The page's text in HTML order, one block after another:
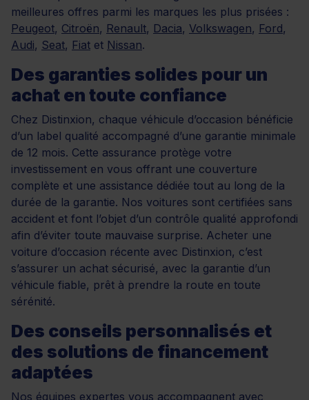
meilleures offres parmi les marques les plus prisées :
Peugeot, Citroën, Renault, Dacia, Volkswagen, Ford,
Audi, Seat, Fiat et Nissan.
Des garanties solides pour un
achat en toute confiance
Chez Distinxion, chaque véhicule d’occasion bénéficie
d’un label qualité accompagné d’une garantie minimale
de 12 mois. Cette assurance protège votre
investissement en vous offrant une couverture
complète et une assistance dédiée tout au long de la
durée de la garantie. Nos voitures sont certifiées sans
accident et font l’objet d’un contrôle qualité approfondi
afin d’éviter toute mauvaise surprise. Acheter une
voiture d’occasion récente avec Distinxion, c’est
s’assurer un achat sécurisé, avec la garantie d’un
véhicule fiable, prêt à prendre la route en toute
sérénité.
Des conseils personnalisés et
des solutions de financement
adaptées
Nos équipes expertes vous accompagnent avec